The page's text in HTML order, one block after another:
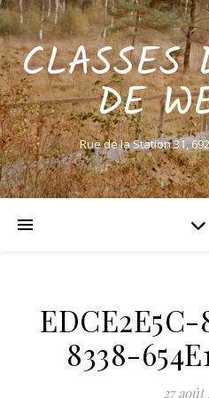
CLASSES
DE
Rue de la Station 31,
8338-
27 août